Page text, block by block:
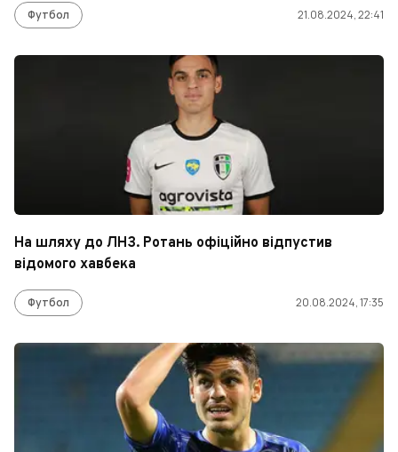
Футбол 21.08.2024, 22:41
На шляху до ЛНЗ. Ротань офіційно відпустив
відомого хавбека
Футбол 20.08.2024, 17:35